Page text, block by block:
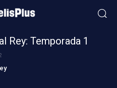
Rey: Temporada 1